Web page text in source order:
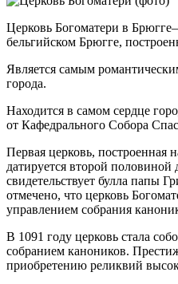
Церковь Богоматери в
бельгийском Брюгге,
Является самым
города.
Находится в самом сердце
от Кафедрального Собора
Первая церковь, построенная
датируется второй половиной
свидетельствует булла папы
отмечено, что церковь
управлением собрания
В 1091 году церковь стала
собранием каноников.
приобретению реликвий